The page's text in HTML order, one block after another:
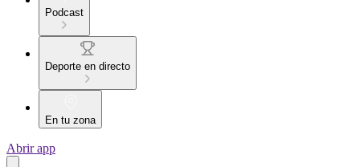
Podcast
Deporte en directo
En tu zona
Abrir app